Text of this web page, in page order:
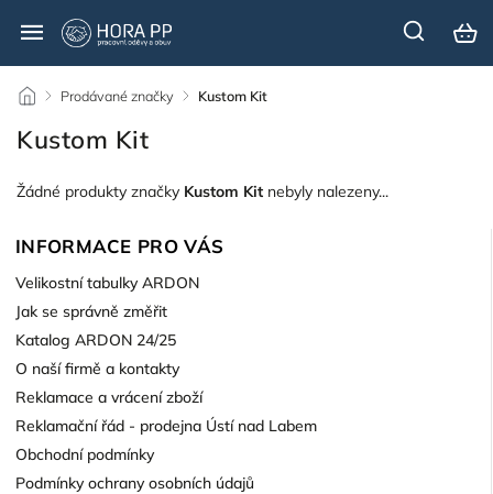
/ Prodávané značky / Kustom Kit
Kustom Kit
Žádné produkty značky Kustom Kit nebyly nalezeny...
INFORMACE PRO VÁS
Velikostní tabulky ARDON
Jak se správně změřit
Katalog ARDON 24/25
O naší firmě a kontakty
Reklamace a vrácení zboží
Reklamační řád - prodejna Ústí nad Labem
Obchodní podmínky
Podmínky ochrany osobních údajů